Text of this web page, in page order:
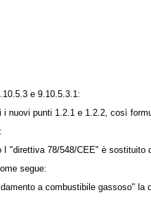
e 9.10.5.3.1:
i nuovi punti 1.2.1 e 1.2.2, così
I "direttiva 78/548/CEE" è sostituito
segue:
a combustibile gassoso"